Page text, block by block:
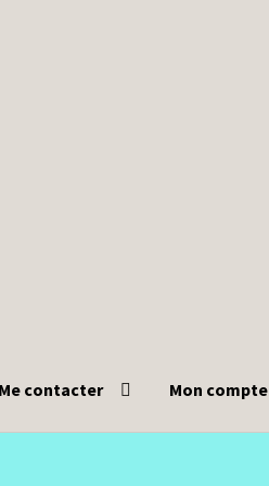
Me contacter Mon compte